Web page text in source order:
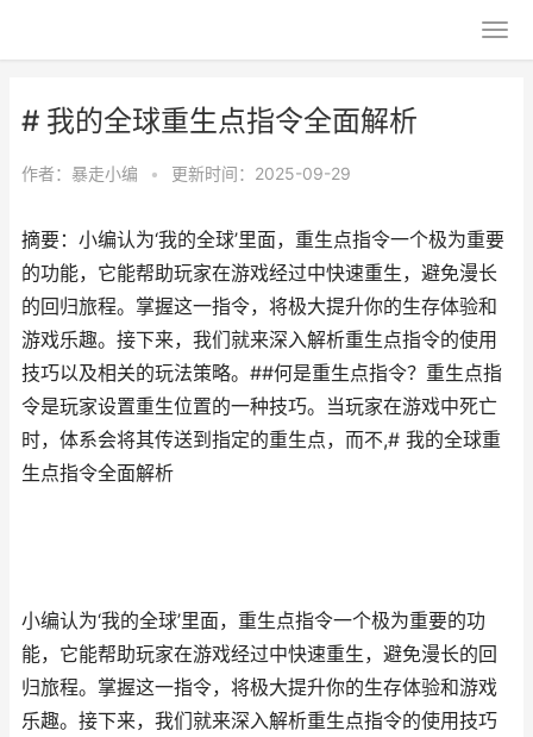
# 我的全球重生点指令全面解析
作者： 暴走小编 • 更新时间：2025-09-29
摘要：小编认为‘我的全球’里面，重生点指令一个极为重要
的功能，它能帮助玩家在游戏经过中快速重生，避免漫长
的回归旅程。掌握这一指令，将极大提升你的生存体验和
游戏乐趣。接下来，我们就来深入解析重生点指令的使用
技巧以及相关的玩法策略。##何是重生点指令？重生点指
令是玩家设置重生位置的一种技巧。当玩家在游戏中死亡
时，体系会将其传送到指定的重生点，而不,# 我的全球重
生点指令全面解析
小编认为‘我的全球’里面，重生点指令一个极为重要的功
能，它能帮助玩家在游戏经过中快速重生，避免漫长的回
归旅程。掌握这一指令，将极大提升你的生存体验和游戏
乐趣。接下来，我们就来深入解析重生点指令的使用技巧